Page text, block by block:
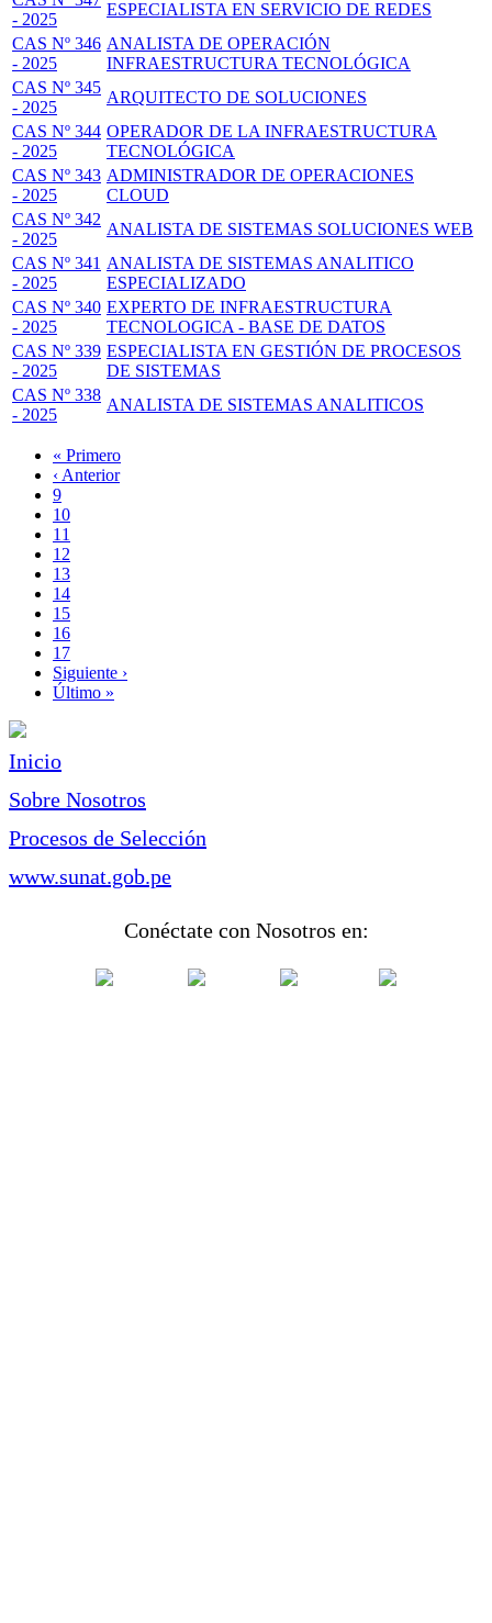
- 2025
ESPECIALISTA EN SERVICIO DE REDES
CAS Nº 346
- 2025
ANALISTA DE OPERACIÓN
INFRAESTRUCTURA TECNOLÓGICA
CAS Nº 345
- 2025
ARQUITECTO DE SOLUCIONES
CAS Nº 344
- 2025
OPERADOR DE LA INFRAESTRUCTURA
TECNOLÓGICA
CAS Nº 343
- 2025
ADMINISTRADOR DE OPERACIONES
CLOUD
CAS Nº 342
- 2025
ANALISTA DE SISTEMAS SOLUCIONES WEB
CAS Nº 341
- 2025
ANALISTA DE SISTEMAS ANALITICO
ESPECIALIZADO
CAS Nº 340
- 2025
EXPERTO DE INFRAESTRUCTURA
TECNOLOGICA - BASE DE DATOS
CAS Nº 339
- 2025
ESPECIALISTA EN GESTIÓN DE PROCESOS
DE SISTEMAS
CAS Nº 338
- 2025
ANALISTA DE SISTEMAS ANALITICOS
Paginación
Primera
página
« Primero
Página
anterior
‹ Anterior
Page
9
Page
10
Page
11
Page
12
Página
actual
13
Page
14
Page
15
Page
16
Page
17
Siguiente
página
Siguiente ›
Última
Último »
Inicio
Sobre Nosotros
Procesos de Selección
www.sunat.gob.pe
Conéctate con Nosotros en: